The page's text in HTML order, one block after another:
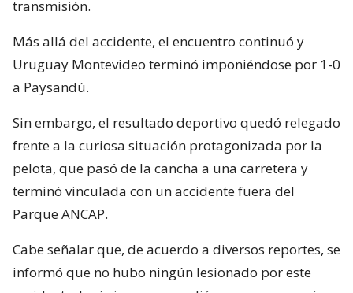
transmisión.
Más allá del accidente, el encuentro continuó y
Uruguay Montevideo terminó imponiéndose por 1-0
a Paysandú.
Sin embargo, el resultado deportivo quedó relegado
frente a la curiosa situación protagonizada por la
pelota, que pasó de la cancha a una carretera y
terminó vinculada con un accidente fuera del
Parque ANCAP.
Cabe señalar que, de acuerdo a diversos reportes, se
informó que no hubo ningún lesionado por este